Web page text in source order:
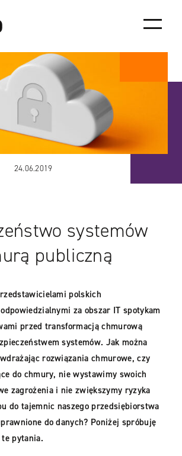
24.06.2019
systemów
publiczną
polskich
za obszar IT spotykam
przed transformacją chmurową
systemów. Jak można
rozwiązania chmurowe, czy
do chmury, nie wystawimy swoich
zagrożenia i nie zwiększymy ryzyka
do tajemnic naszego przedsiębiorstwa
do danych? Poniżej spróbuję
pytania.